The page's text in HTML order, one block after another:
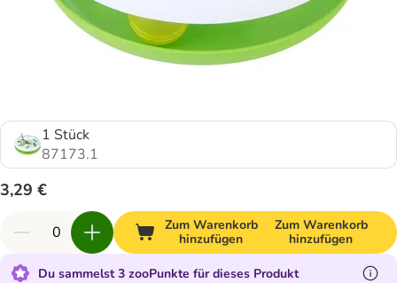
1 Stück
87173.1
3,29 €
Zum Warenkorb
hinzufügen
Zum Warenkorb
hinzufügen
Du sammelst 3 zooPunkte für dieses Produkt